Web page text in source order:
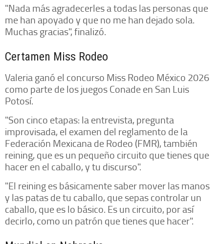
"Nada más agradecerles a todas las personas que
me han apoyado y que no me han dejado sola.
Muchas gracias", finalizó.
Certamen Miss Rodeo
Valeria ganó el concurso Miss Rodeo México 2026
como parte de los juegos Conade en San Luis
Potosí.
"Son cinco etapas: la entrevista, pregunta
improvisada, el examen del reglamento de la
Federación Mexicana de Rodeo (FMR), también
reining, que es un pequeño circuito que tienes que
hacer en el caballo, y tu discurso".
"El reining es básicamente saber mover las manos
y las patas de tu caballo, que sepas controlar un
caballo, que es lo básico. Es un circuito, por así
decirlo, como un patrón que tienes que hacer".